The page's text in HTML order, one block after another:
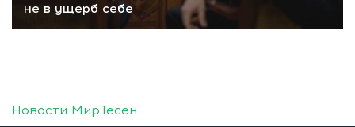
не в ущерб себе
Новости МирТесен